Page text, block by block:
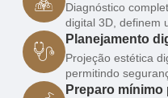
Diagnóstico
digital 3D, definem
Planejamento
Projeção estética
permitindo
Preparo